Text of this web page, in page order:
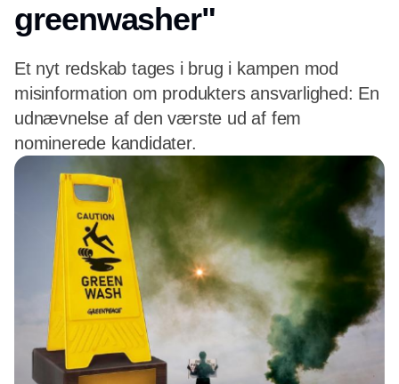
greenwasher"
Et nyt redskab tages i brug i kampen mod
misinformation om produkters ansvarlighed: En
udnævnelse af den værste ud af fem
nominerede kandidater.